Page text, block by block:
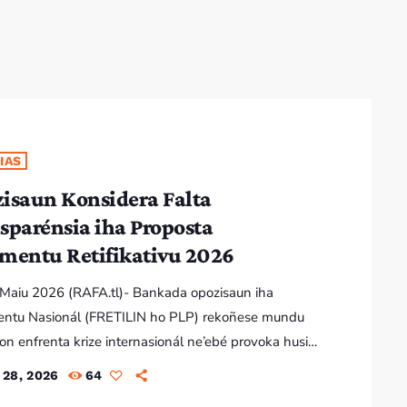
Konsidera Falta
iha Proposta
Retifikativu 2026
2026 (RAFA.tl)- Bankada opozisaun iha
Nasionál (FRETILIN ho PLP) rekoñese mundu
enfrenta krize internasionál ne’ebé provoka husi
Oriente. Nune’e, obriga Governu aprezenta
28, 2026 64